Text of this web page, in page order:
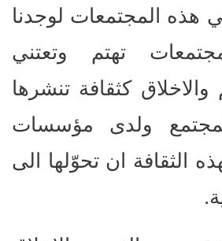
في هذه المجتمعات لوجدنا
تهتم وتعتني
والاخلاق كثقافة تنشرها
ولدى مؤسسات
الثقافة ان تحوّلها الى